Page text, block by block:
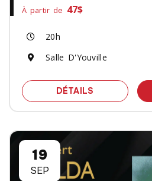
À partir de 47$
20h
Salle D'Youville
DÉTAILS
19
SEP